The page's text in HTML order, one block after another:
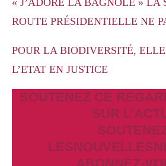
« J’ADORE LA BAGNOLE » LA
ROUTE PRÉSIDENTIELLE NE
POUR LA BIODIVERSITÉ,
L’ETAT EN JUSTICE
SOUTENEZ CE
SUR